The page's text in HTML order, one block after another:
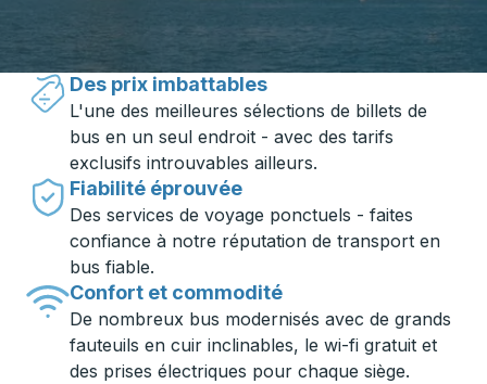
Voyager en toute simplicité avec
Trailways
Des prix imbattables
L'une des meilleures sélections de billets de
bus en un seul endroit - avec des tarifs
exclusifs introuvables ailleurs.
Fiabilité éprouvée
Des services de voyage ponctuels - faites
confiance à notre réputation de transport en
bus fiable.
Confort et commodité
De nombreux bus modernisés avec de grands
fauteuils en cuir inclinables, le wi-fi gratuit et
des prises électriques pour chaque siège.